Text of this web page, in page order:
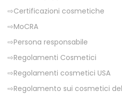
Certificazioni cosmetiche
MoCRA
Persona responsabile
Regolamenti Cosmetici
Regolamenti cosmetici USA
Regolamento sui cosmetici